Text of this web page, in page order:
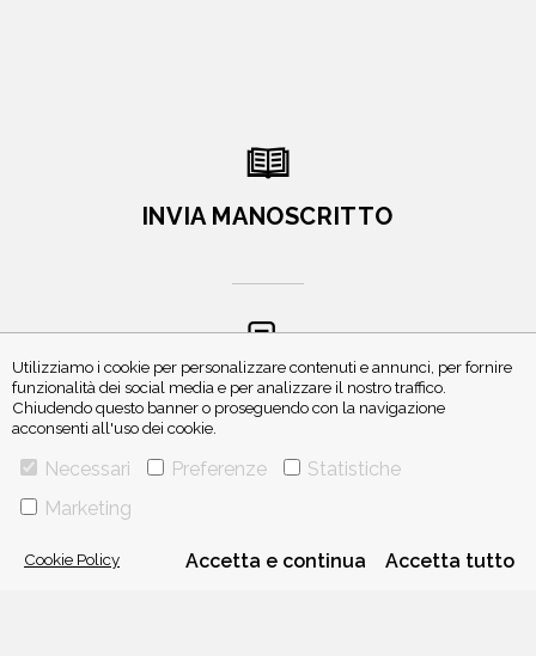
Utilizziamo i cookie per personalizzare contenuti e annunci, per fornire
funzionalità dei social media e per analizzare il nostro traffico.
Chiudendo questo banner o proseguendo con la navigazione
acconsenti all'uso dei cookie.
Necessari Preferenze
Statistiche
Marketing
Cookie Policy Accetta e continua Accetta tutto
INVIA MANOSCRITTO
ISCRIVITI ALLA NEWSLETTER